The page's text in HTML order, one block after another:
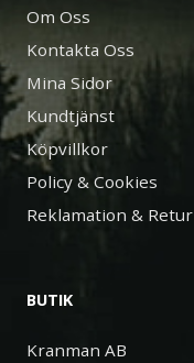
Om Oss
Kontakta Oss
Mina Sidor
Kundtjänst
Köpvillkor
Policy & Cookies
Reklamation & Retur
BUTIK
Kranman AB